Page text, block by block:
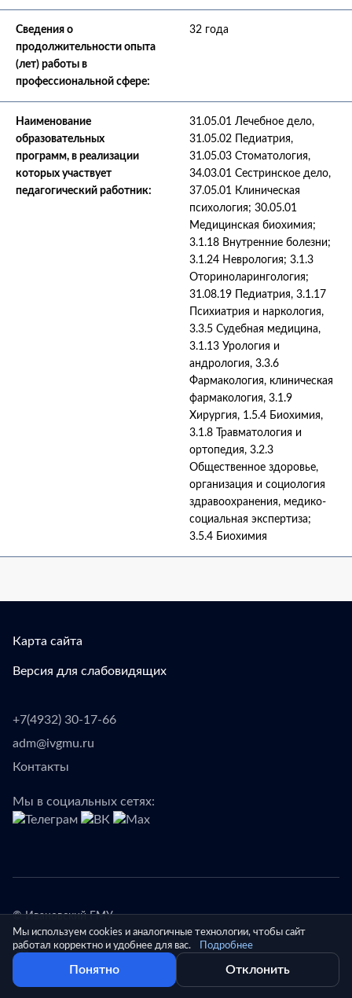
Сведения о
продолжительности опыта
(лет) работы в
профессиональной сфере:
32 года
Наименование
образовательных
программ, в реализации
которых участвует
педагогический работник:
31.05.01 Лечебное дело,
31.05.02 Педиатрия,
31.05.03 Стоматология,
34.03.01 Сестринское дело,
37.05.01 Клиническая
психология; 30.05.01
Медицинская биохимия;
3.1.18 Внутренние болезни;
3.1.24 Неврология; 3.1.3
Оториноларингология;
31.08.19 Педиатрия, 3.1.17
Психиатрия и наркология,
3.3.5 Судебная медицина,
3.1.13 Урология и
андрология, 3.3.6
Фармакология, клиническая
фармакология, 3.1.9
Хирургия, 1.5.4 Биохимия,
3.1.8 Травматология и
ортопедия, 3.2.3
Общественное здоровье,
организация и социология
здравоохранения, медико-
социальная экспертиза;
3.5.4 Биохимия
Карта сайта
Версия для слабовидящих
+7(4932) 30-17-66
adm@ivgmu.ru
Контакты
Мы в социальных сетях:
© Ивановский ГМУ
Работает на Российском ПО
Мы используем cookies и аналогичные технологии, чтобы сайт
работал корректно и удобнее для вас.
Подробнее
Понятно Отклонить